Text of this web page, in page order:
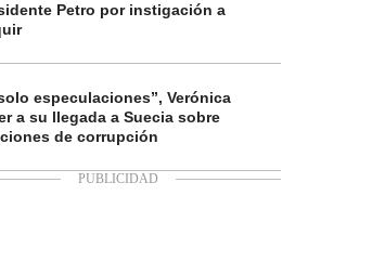
Petro por instigación a
especulaciones”, Verónica
a su llegada a Suecia sobre
de corrupción